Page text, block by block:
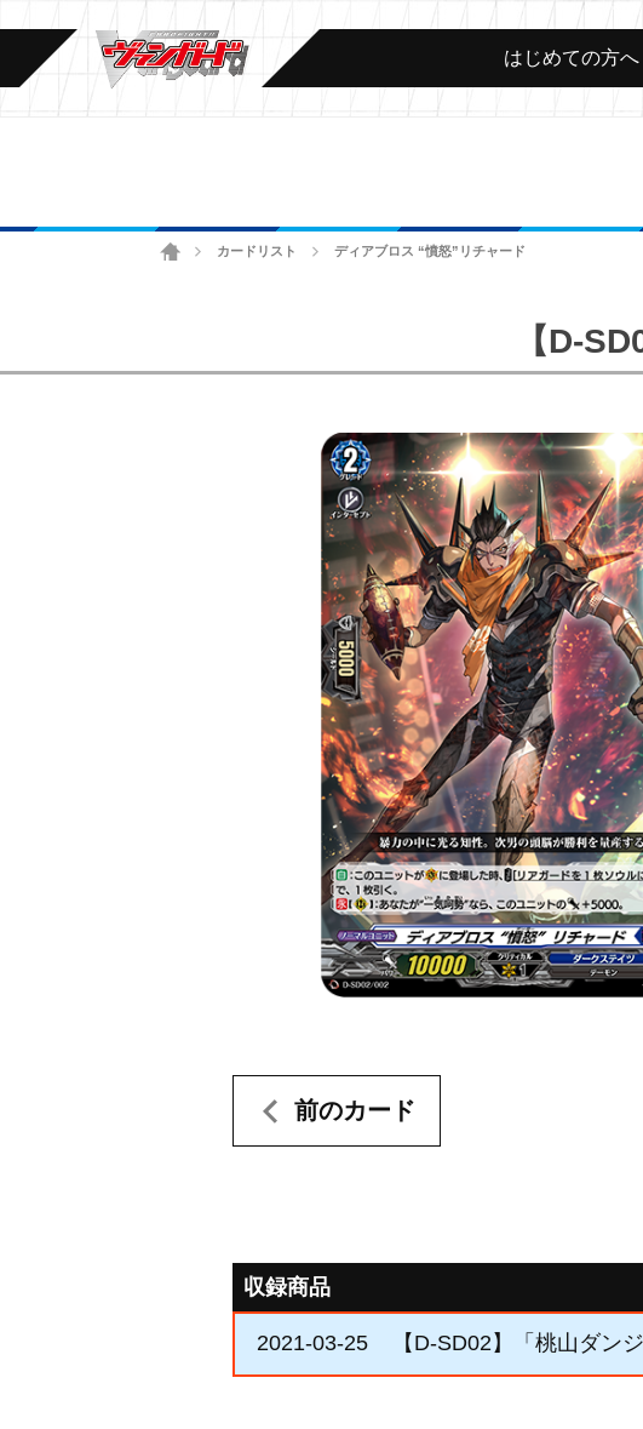
はじめての方へ
ホームカードリスト ディアブロス “憤怒”リチャード
【D-
前のカード
収録商品
2021-03-25 【D-SD02】「桃山ダン